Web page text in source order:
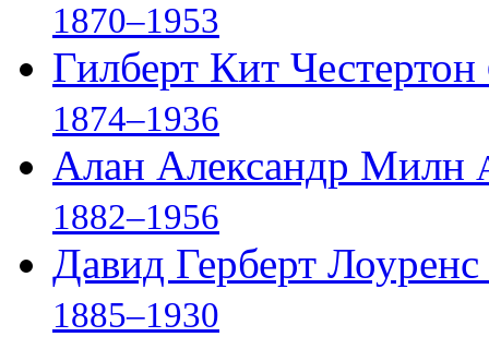
1870–1953
Гилберт Кит Честертон
1874–1936
Алан Александр Милн
1882–1956
Давид Герберт Лоуренс
1885–1930